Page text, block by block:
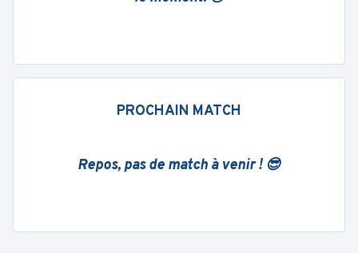
PROCHAIN MATCH
Repos, pas de match à venir ! 😎